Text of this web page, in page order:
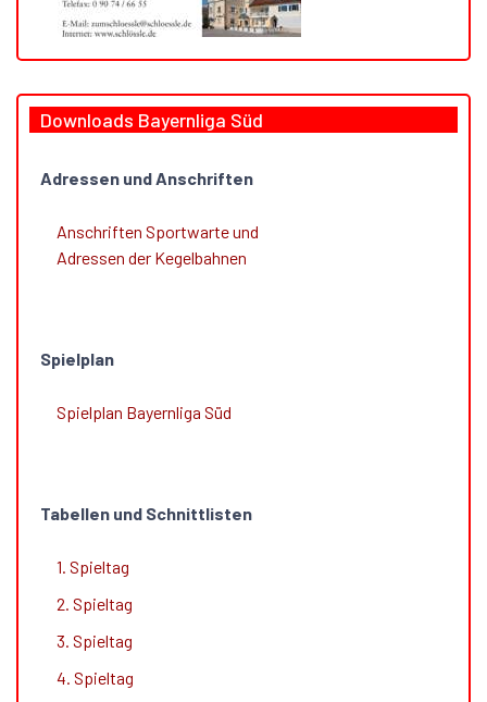
Downloads Bayernliga Süd
Adressen und Anschriften
Anschriften Sportwarte und
Adressen der Kegelbahnen
Spielplan
Spielplan Bayernliga Süd
Tabellen und Schnittlisten
1. Spieltag
2. Spieltag
3. Spieltag
4. Spieltag